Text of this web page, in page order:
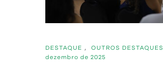
DESTAQUE , OUTROS DESTAQUES
dezembro de 2025